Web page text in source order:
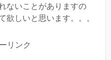
ないことがありますの
しいと思います。。。
リンク